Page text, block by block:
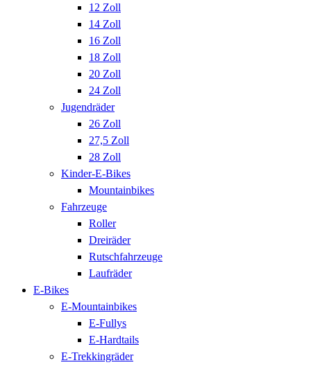
12 Zoll
14 Zoll
16 Zoll
18 Zoll
20 Zoll
24 Zoll
Jugendräder
26 Zoll
27,5 Zoll
28 Zoll
Kinder-E-Bikes
Mountainbikes
Fahrzeuge
Roller
Dreiräder
Rutschfahrzeuge
Laufräder
E-Bikes
E-Mountainbikes
E-Fullys
E-Hardtails
E-Trekkingräder